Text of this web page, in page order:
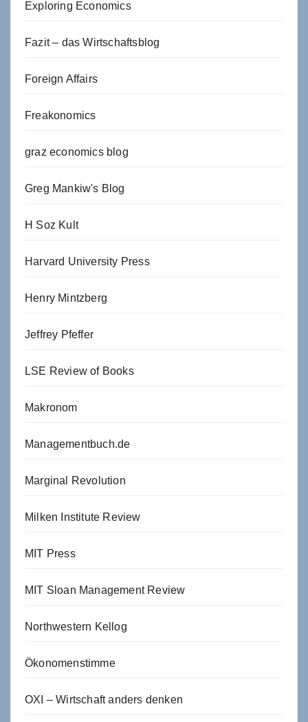
Exploring Economics
Fazit – das Wirtschaftsblog
Foreign Affairs
Freakonomics
graz economics blog
Greg Mankiw's Blog
H Soz Kult
Harvard University Press
Henry Mintzberg
Jeffrey Pfeffer
LSE Review of Books
Makronom
Managementbuch.de
Marginal Revolution
Milken Institute Review
MIT Press
MIT Sloan Management Review
Northwestern Kellog
Ökonomenstimme
OXI – Wirtschaft anders denken